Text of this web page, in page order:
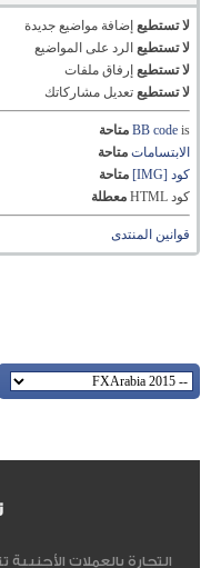
لا تستطيع إضافة مواضيع جديدة
لا تستطيع الرد على المواضيع
لا تستطيع إرفاق ملفات
لا تستطيع تعديل مشاركاتك
BB codeis
متاحة
الابتسامات متاحة
كود [IMG]
متاحة
كود HTML
معطلة
قوانين المنتدى
التجارة بالعملات